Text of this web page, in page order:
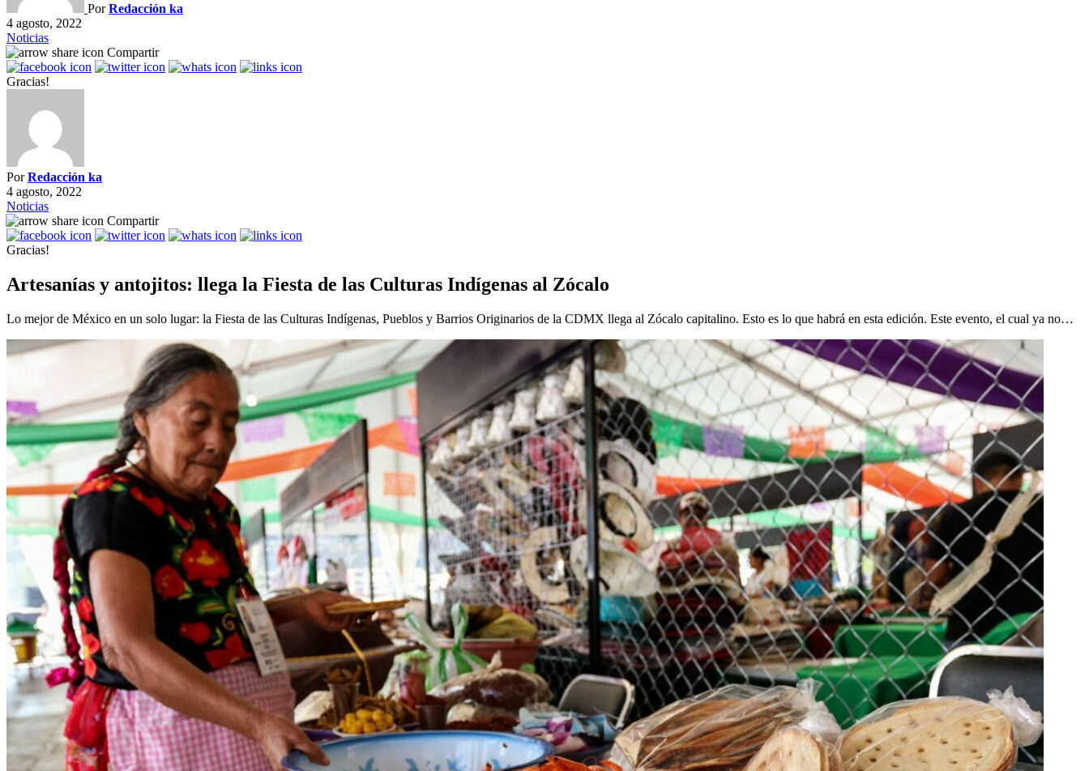
PorRedacción ka
4 agosto, 2022
Noticias
Compartir
Gracias!
PorRedacción ka
4 agosto, 2022
Noticias
Compartir
Gracias!
Artesanías y antojitos: llega la Fiesta de las Culturas Indígenas al Zócalo
Lo mejor de México en un solo lugar: la Fiesta de las Culturas Indígenas, Pueblos y Barrios Originarios de la CDMX llega al Zócalo capitalino. Esto es lo que habrá en esta edición. Este evento, el cual ya no…